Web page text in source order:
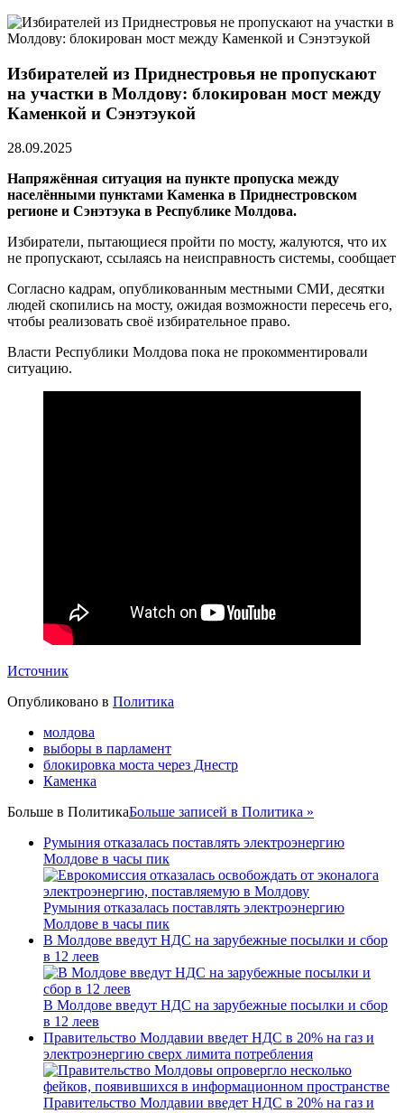
Избирателей из Приднестровья не пропускают
на участки в Молдову: блокирован мост между
Каменкой и Сэнэтэукой
28.09.2025
Напряжённая ситуация на пункте пропуска между
населёнными пунктами Каменка в Приднестровском
регионе и Сэнэтэука в Республике Молдова.
Избиратели, пытающиеся пройти по мосту, жалуются, что их
не пропускают, ссылаясь на неисправность системы, сообщает
Согласно кадрам, опубликованным местными СМИ, десятки
людей скопились на мосту, ожидая возможности пересечь его,
чтобы реализовать своё избирательное право.
Власти Республики Молдова пока не прокомментировали
ситуацию.
Источник
Опубликовано в Политика
молдова
выборы в парламент
блокировка моста через Днестр
Каменка
Больше в ПолитикаБольше записей в Политика »
Румыния отказалась поставлять электроэнергию
Молдове в часы пик
Румыния отказалась поставлять электроэнергию
Молдове в часы пик
В Молдове введут НДС на зарубежные посылки и сбор
в 12 леев
В Молдове введут НДС на зарубежные посылки и сбор
в 12 леев
Правительство Молдавии введет НДС в 20% на газ и
электроэнергию сверх лимита потребления
Правительство Молдавии введет НДС в 20% на газ и